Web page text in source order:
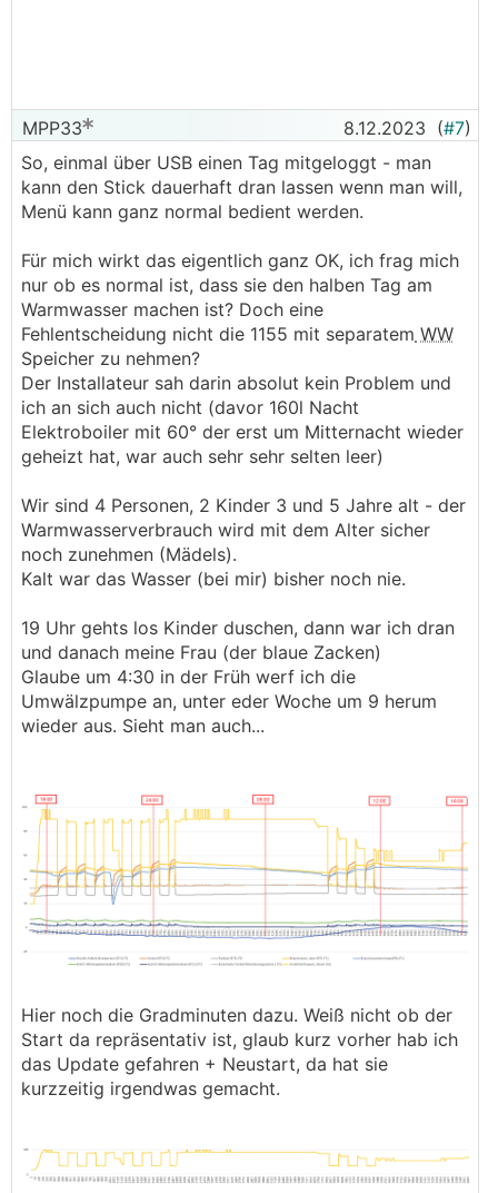
MPP33 8.12.2023 (#7)
So, einmal über USB einen Tag mitgeloggt - man
kann den Stick dauerhaft dran lassen wenn man will,
Menü kann ganz normal bedient werden.
Für mich wirkt das eigentlich ganz OK, ich frag mich
nur ob es normal ist, dass sie den halben Tag am
Warmwasser machen ist? Doch eine
Fehlentscheidung nicht die 1155 mit separatem WW
Speicher zu nehmen?
Der Installateur sah darin absolut kein Problem und
ich an sich auch nicht (davor 160l Nacht
Elektroboiler mit 60° der erst um Mitternacht wieder
geheizt hat, war auch sehr sehr selten leer)
Wir sind 4 Personen, 2 Kinder 3 und 5 Jahre alt - der
Warmwasserverbrauch wird mit dem Alter sicher
noch zunehmen (Mädels).
Kalt war das Wasser (bei mir) bisher noch nie.
19 Uhr gehts los Kinder duschen, dann war ich dran
und danach meine Frau (der blaue Zacken)
Glaube um 4:30 in der Früh werf ich die
Umwälzpumpe an, unter eder Woche um 9 herum
wieder aus. Sieht man auch...
Hier noch die Gradminuten dazu. Weiß nicht ob der
Start da repräsentativ ist, glaub kurz vorher hab ich
das Update gefahren + Neustart, da hat sie
kurzzeitig irgendwas gemacht.